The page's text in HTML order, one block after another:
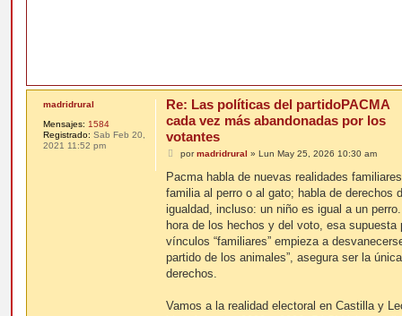
madridrural
Mensajes: 1584
Registrado: Sab Feb 20,
2021 11:52 pm
Re: Las políticas del partidoPACMA
cada vez más abandonadas por los
votantes
M
n
a
j
pormadridrural » Lun May 25, 2026 10:30 am
Pacma habla de nuevas realidades
familia al perro o al gato; habla de derechos
igualdad, incluso: un niño es igual a un
hora de los hechos y del voto, esa supuesta
vínculos “familiares” empieza a
partido de los animales”, asegura ser la
derechos.
Vamos a la realidad electoral en Castilla y